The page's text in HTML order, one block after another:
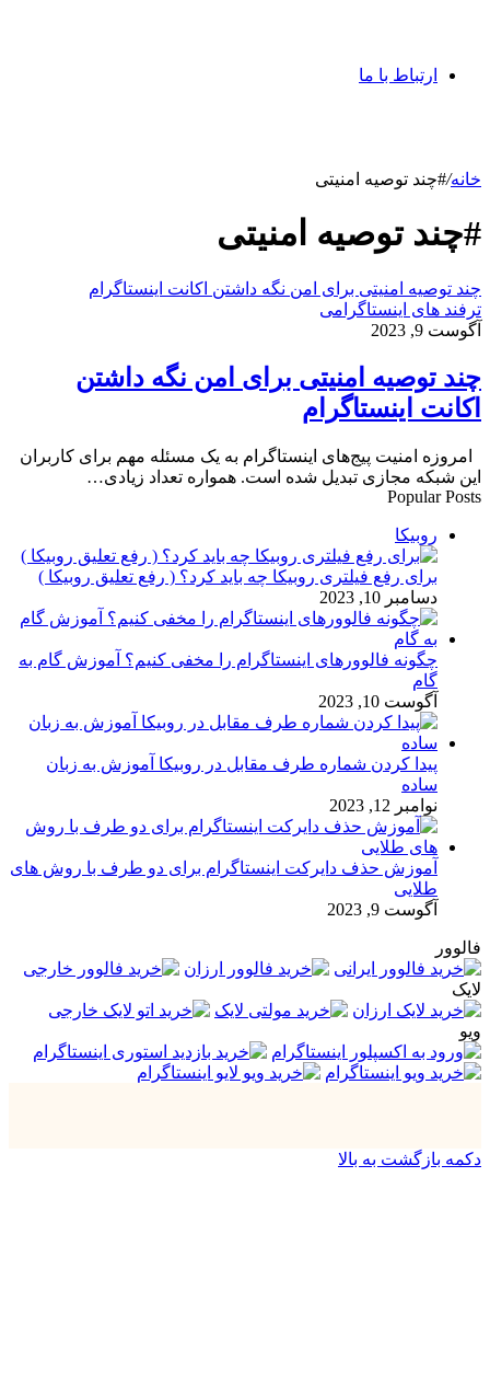
ارتباط با ما
خانه/#چند توصیه امنیتی
#چند توصیه امنیتی
چند توصیه امنیتی برای امن نگه داشتن اکانت اینستاگرام
ترفند های اینستاگرامی
آگوست 9, 2023
چند توصیه امنیتی برای امن نگه داشتن
اکانت اینستاگرام
امروزه امنیت پیج‌های اینستاگرام به یک مسئله مهم برای کاربران
این شبکه مجازی تبدیل شده است. همواره تعداد زیادی…
Popular Posts
روبیکا
برای رفع فیلتری روبیکا چه باید کرد؟ ( رفع تعلیق روبیکا )
دسامبر 10, 2023
چگونه فالوورهای اینستاگرام را مخفی کنیم؟ آموزش گام به
گام
آگوست 10, 2023
پیدا کردن شماره طرف مقابل در روبیکا آموزش به زبان
ساده
نوامبر 12, 2023
آموزش حذف دایرکت اینستاگرام برای دو طرف با روش های
طلایی
آگوست 9, 2023
فالوور
لایک
ویو
دکمه بازگشت به بالا